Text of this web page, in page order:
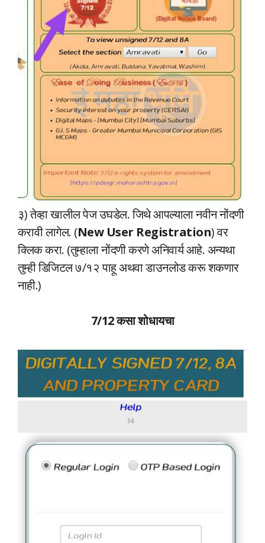
३) तेव्हा खालील पेज उघडेल. जिथे आपल्याला नवीन नोंदणी
करावी लागेल. (New User Registration) वर
क्लिक करा. (तुम्हाला नोंदणी करणे अनिवार्य आहे. अन्यथा
तुम्ही डिजिटल ७/१२ पाहू अथवा डाउनलोड करू शकणार
नाही.)
7/12 कसा शोधायचा